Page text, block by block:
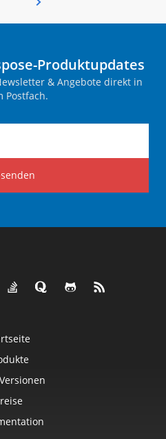
Produktupdates
& Angebote direkt in
Postfach.